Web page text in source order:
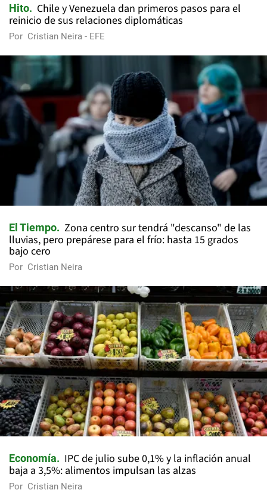
Hito
Chile y Venezuela dan primeros pasos para el
reinicio de sus relaciones diplomáticas
Por Cristian Neira - EFE
El Tiempo
Zona centro sur tendrá "descanso" de las
lluvias, pero prepárese para el frío: hasta 15 grados
bajo cero
Por Cristian Neira
Economía
IPC de julio sube 0,1% y la inflación anual
baja a 3,5%: alimentos impulsan las alzas
Por Cristian Neira